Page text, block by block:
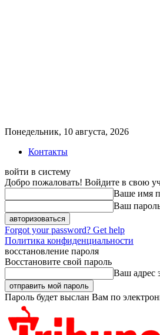
Понедельник, 10 августа, 2026
Контакты
войти в систему
Добро пожаловать! Войдите в свою
Ваше имя
Ваш
Forgot your password? Get help
Политика конфиденциальности
восстановление пароля
Восстановите свой пароль
Ваш адрес
Пароль будет выслан Вам по